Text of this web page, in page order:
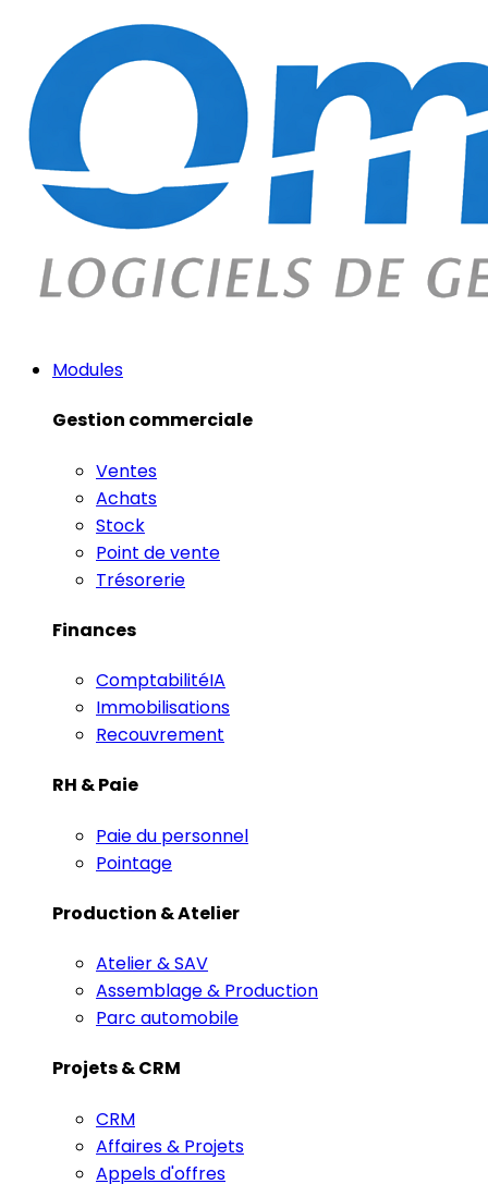
Modules
Gestion commerciale
Ventes
Achats
Stock
Point de vente
Trésorerie
Finances
ComptabilitéIA
Immobilisations
Recouvrement
RH & Paie
Paie du personnel
Pointage
Production & Atelier
Atelier & SAV
Assemblage & Production
Parc automobile
Projets & CRM
CRM
Affaires & Projets
Appels d'offres